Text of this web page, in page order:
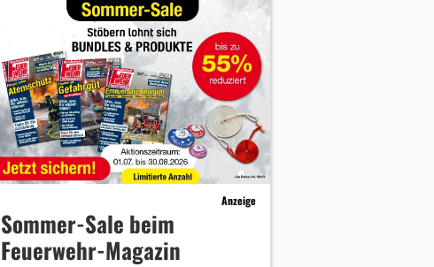
Anzeige
Sommer-Sale beim
Feuerwehr-Magazin